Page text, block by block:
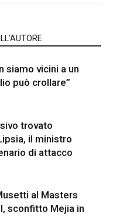
siamo vicini a un
può crollare”
trovato
il ministro
di attacco
al Masters
sconfitto Mejia in